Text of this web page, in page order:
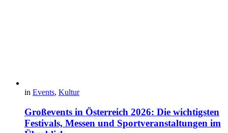
in Events, Kultur
Großevents in Österreich 2026: Die wichtigsten
Festivals, Messen und Sportveranstaltungen im